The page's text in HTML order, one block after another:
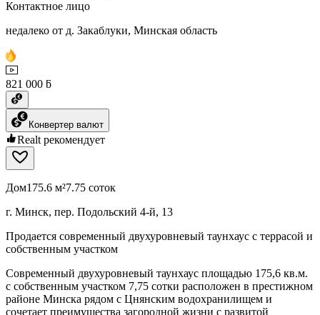
Контактное лицо
недалеко от д. Закаблуки, Минская область
821 000 ƃ
Конвертер валют
Realt рекомендует
Дом175.6 м²7.75 соток
г. Минск, пер. Подольский 4-й, 13
Продается современный двухуровневый таунхаус с террасой и
собственным участком
Современный двухуровневый таунхаус площадью 175,6 кв.м.
с собственным участком 7,75 сотки расположен в престижном
районе Минска рядом с Цнянским водохранилищем и
сочетает преимущества загородной жизни с развитой